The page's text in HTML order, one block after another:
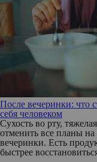
После вечеринки: что
себя человеком
Сухость во рту,
отменить все планы
вечеринки. Есть
быстрее